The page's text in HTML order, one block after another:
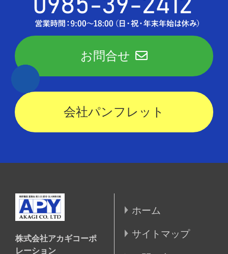
お問合せ
会社パンフレット
株式会社アカギコーポ
レーション
ホーム
サイトマップ